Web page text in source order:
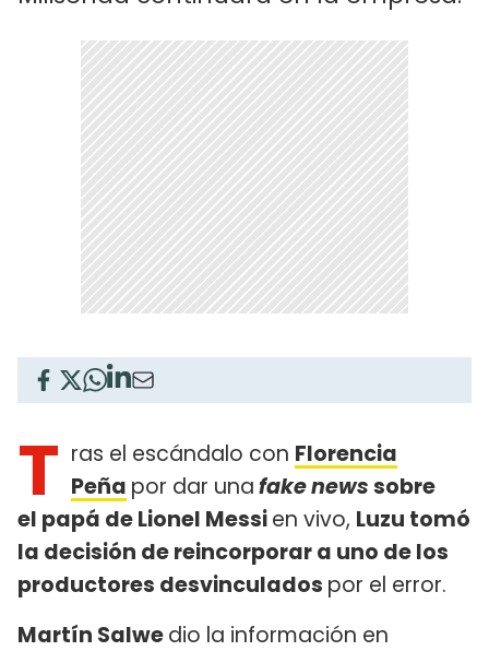
T ras el escándalo con Florencia
Peña por dar unafake newssobre
el papá de Lionel Messien vivo, Luzu tomó
la decisión de reincorporar a uno de los
productores desvinculados por el error.
Martín Salwedio la información en